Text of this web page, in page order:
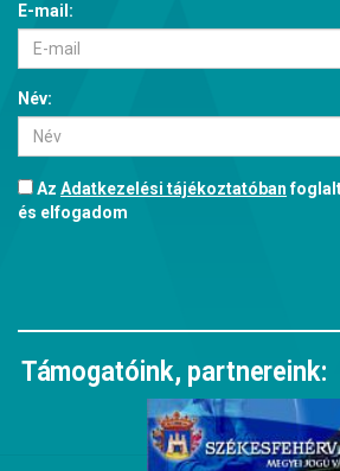
E-mail:
Név:
Az Adatkezelési tájékoztatóban
és elfogadom
Támogatóink, partnereink: